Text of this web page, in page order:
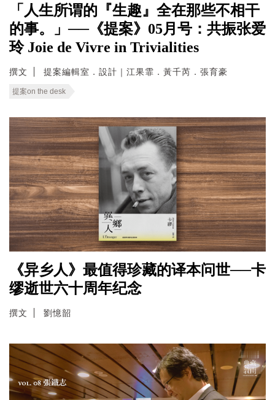
「人生所谓的『生趣』全在那些不相干
的事。」──《提案》05月号：共振张爱
玲 Joie de Vivre in Trivialities
撰文 提案編輯室．設計｜江果霏．黃千芮．張育豪
提案on the desk
《异乡人》最值得珍藏的译本问世──卡
缪逝世六十周年纪念
撰文 劉憶韶